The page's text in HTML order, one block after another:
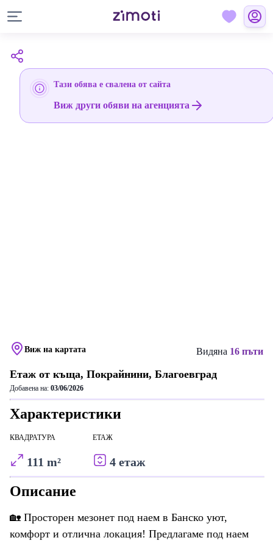
Тази обява е свалена от сайта
Виж други обяви на агенцията
Виж на картата Видяна 16 пъти
Етаж от къща, Покрайнини, Благоевград
Добавена на: 03/06/2026
Характеристики
КВАДРАТУРА
111 m²
ЕТАЖ
4 етаж
Описание
🏡 Просторен мезонет под наем в Банско уют,
комфорт и отлична локация! Предлагаме под наем